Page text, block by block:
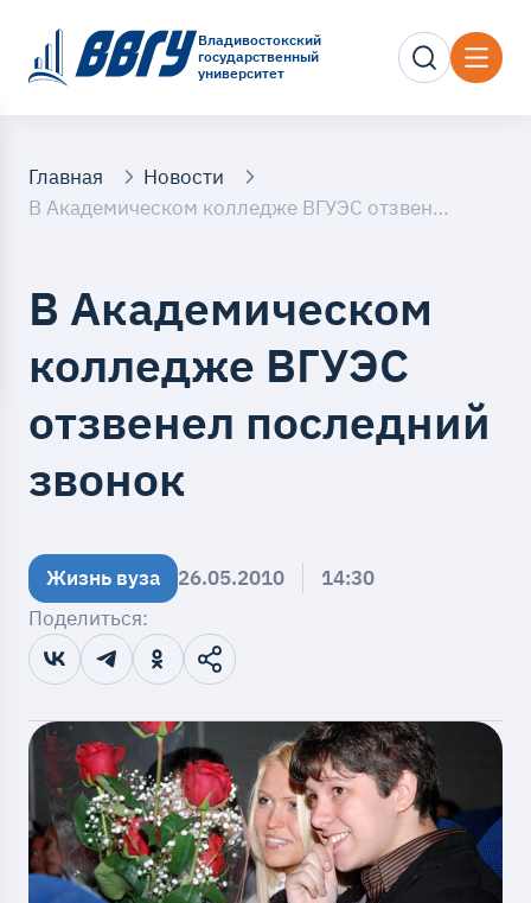
Владивостокский
государственный
университет
Главная
Новости
В Академическом колледже ВГУЭС отзвенел последний звонок
В Академическом
колледже ВГУЭС
отзвенел последний
звонок
Жизнь вуза 26.05.2010
14:30
Поделиться: